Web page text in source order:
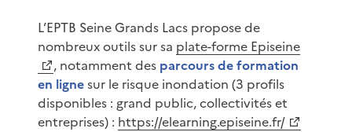
L’EPTB Seine Grands Lacs propose de
nombreux outils sur sa plate-forme Episeine
, notamment des parcours de formation
en lignesur le risque inondation (3 profils
disponibles : grand public, collectivités et
entreprises) : https://elearning.episeine.fr/